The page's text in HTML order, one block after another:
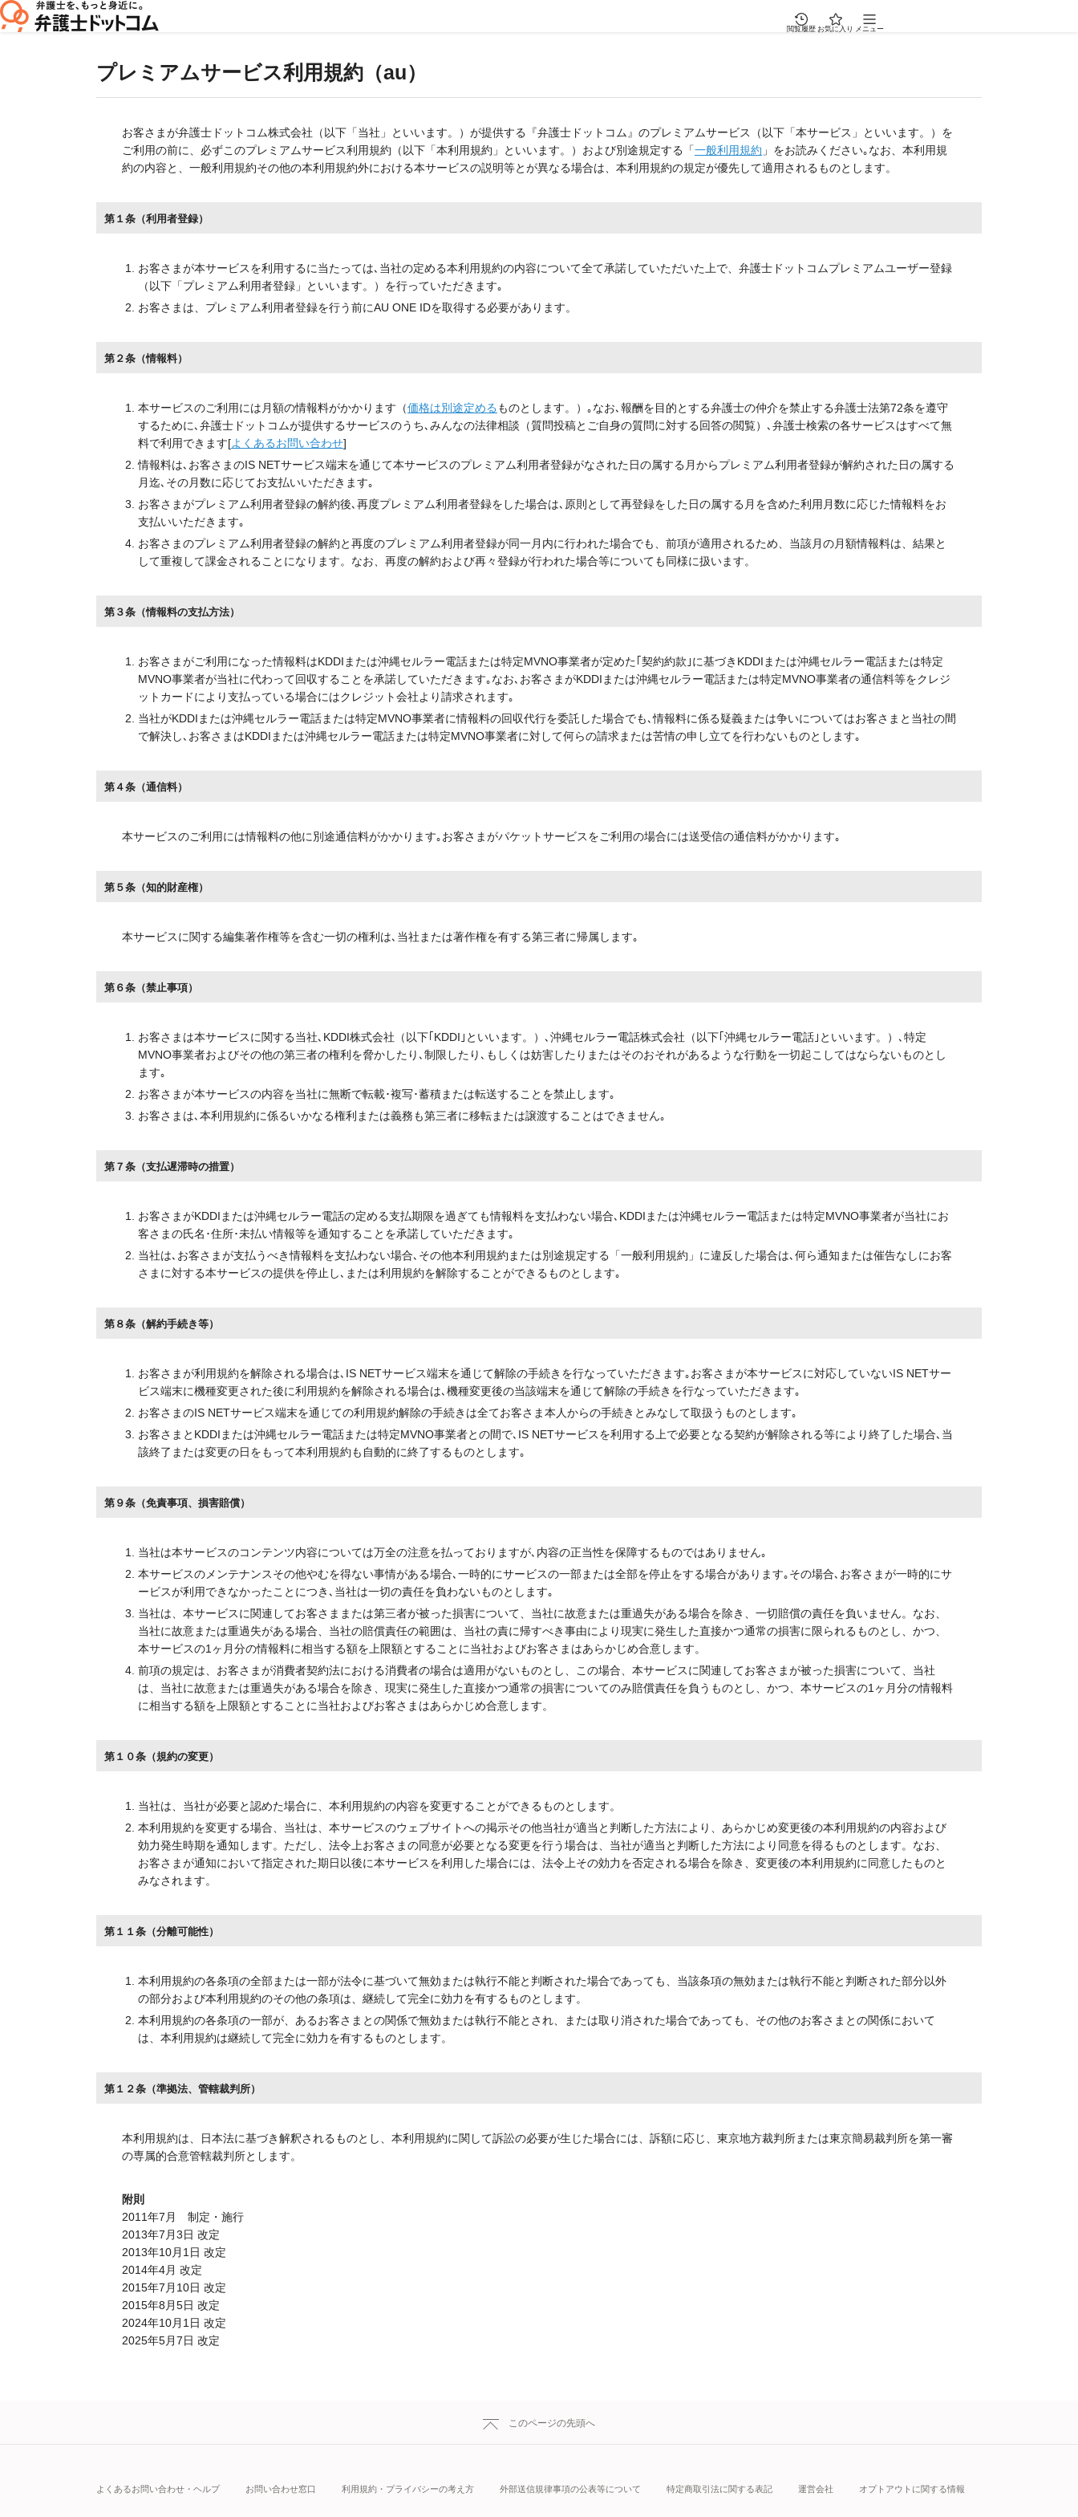
閲覧履歴 お気に入り メニュー
プレミアムサービス利用規約（au）
お客さまが弁護士ドットコム株式会社（以下「当社」といいます。）が提供する『弁護士ドットコム』のプレミアムサービス（以下「本サービス」といいます。）を
ご利用の前に、必ずこのプレミアムサービス利用規約（以下「本利用規約」といいます。）および別途規定する「一般利用規約 」をお読みください｡なお、本利用規
約の内容と、一般利用規約その他の本利用規約外における本サービスの説明等とが異なる場合は、本利用規約の規定が優先して適用されるものとします。
第１条（利用者登録）
お客さまが本サービスを利用するに当たっては､当社の定める本利用規約の内容について全て承諾していただいた上で、弁護士ドットコムプレミアムユーザー登録
（以下「プレミアム利用者登録」といいます。）を行っていただきます｡
お客さまは、プレミアム利用者登録を行う前にAU ONE IDを取得する必要があります。
第２条（情報料）
本サービスのご利用には月額の情報料がかかります（価格は別途定める ものとします。）｡なお､報酬を目的とする弁護士の仲介を禁止する弁護士法第72条を遵守
するために､弁護士ドットコムが提供するサービスのうち､みんなの法律相談（質問投稿とご自身の質問に対する回答の閲覧）､弁護士検索の各サービスはすべて無
料で利用できます[よくあるお問い合わせ]
情報料は､お客さまのIS NETサービス端末を通じて本サービスのプレミアム利用者登録がなされた日の属する月からプレミアム利用者登録が解約された日の属する
月迄､その月数に応じてお支払いいただきます｡
お客さまがプレミアム利用者登録の解約後､再度プレミアム利用者登録をした場合は､原則として再登録をした日の属する月を含めた利用月数に応じた情報料をお
支払いいただきます｡
お客さまのプレミアム利用者登録の解約と再度のプレミアム利用者登録が同一月内に行われた場合でも、前項が適用されるため、当該月の月額情報料は、結果と
して重複して課金されることになります。なお、再度の解約および再々登録が行われた場合等についても同様に扱います。
第３条（情報料の支払方法）
お客さまがご利用になった情報料はKDDIまたは沖縄セルラー電話または特定MVNO事業者が定めた｢契約約款｣に基づきKDDIまたは沖縄セルラー電話または特定
MVNO事業者が当社に代わって回収することを承諾していただきます｡なお､お客さまがKDDIまたは沖縄セルラー電話または特定MVNO事業者の通信料等をクレジ
ットカードにより支払っている場合にはクレジット会社より請求されます｡
当社がKDDIまたは沖縄セルラー電話または特定MVNO事業者に情報料の回収代行を委託した場合でも､情報料に係る疑義または争いについてはお客さまと当社の間
で解決し､お客さまはKDDIまたは沖縄セルラー電話または特定MVNO事業者に対して何らの請求または苦情の申し立てを行わないものとします｡
第４条（通信料）
本サービスのご利用には情報料の他に別途通信料がかかります｡お客さまがパケットサービスをご利用の場合には送受信の通信料がかかります｡
第５条（知的財産権）
本サービスに関する編集著作権等を含む一切の権利は､当社または著作権を有する第三者に帰属します｡
第６条（禁止事項）
お客さまは本サービスに関する当社､KDDI株式会社（以下｢KDDI｣といいます。）､沖縄セルラー電話株式会社（以下｢沖縄セルラー電話｣といいます。）､特定
MVNO事業者およびその他の第三者の権利を脅かしたり､制限したり､もしくは妨害したりまたはそのおそれがあるような行動を一切起こしてはならないものとし
ます｡
お客さまが本サービスの内容を当社に無断で転載･複写･蓄積または転送することを禁止します｡
お客さまは､本利用規約に係るいかなる権利または義務も第三者に移転または譲渡することはできません｡
第７条（支払遅滞時の措置）
お客さまがKDDIまたは沖縄セルラー電話の定める支払期限を過ぎても情報料を支払わない場合､KDDIまたは沖縄セルラー電話または特定MVNO事業者が当社にお
客さまの氏名･住所･未払い情報等を通知することを承諾していただきます｡
当社は､お客さまが支払うべき情報料を支払わない場合､その他本利用規約または別途規定する「一般利用規約」に違反した場合は､何ら通知または催告なしにお客
さまに対する本サービスの提供を停止し､または利用規約を解除することができるものとします｡
第８条（解約手続き等）
お客さまが利用規約を解除される場合は､IS NETサービス端末を通じて解除の手続きを行なっていただきます｡お客さまが本サービスに対応していないIS NETサー
ビス端末に機種変更された後に利用規約を解除される場合は､機種変更後の当該端末を通じて解除の手続きを行なっていただきます｡
お客さまのIS NETサービス端末を通じての利用規約解除の手続きは全てお客さま本人からの手続きとみなして取扱うものとします｡
お客さまとKDDIまたは沖縄セルラー電話または特定MVNO事業者との間で､IS NETサービスを利用する上で必要となる契約が解除される等により終了した場合､当
該終了または変更の日をもって本利用規約も自動的に終了するものとします｡
第９条（免責事項、損害賠償）
当社は本サービスのコンテンツ内容については万全の注意を払っておりますが､内容の正当性を保障するものではありません｡
本サービスのメンテナンスその他やむを得ない事情がある場合､一時的にサービスの一部または全部を停止をする場合があります｡その場合､お客さまが一時的にサ
ービスが利用できなかったことにつき､当社は一切の責任を負わないものとします｡
当社は、本サービスに関連してお客さままたは第三者が被った損害について、当社に故意または重過失がある場合を除き、一切賠償の責任を負いません。なお、
当社に故意または重過失がある場合、当社の賠償責任の範囲は、当社の責に帰すべき事由により現実に発生した直接かつ通常の損害に限られるものとし、かつ、
本サービスの1ヶ月分の情報料に相当する額を上限額とすることに当社およびお客さまはあらかじめ合意します。
前項の規定は、お客さまが消費者契約法における消費者の場合は適用がないものとし、この場合、本サービスに関連してお客さまが被った損害について、当社
は、当社に故意または重過失がある場合を除き、現実に発生した直接かつ通常の損害についてのみ賠償責任を負うものとし、かつ、本サービスの1ヶ月分の情報料
に相当する額を上限額とすることに当社およびお客さまはあらかじめ合意します。
第１０条（規約の変更）
当社は、当社が必要と認めた場合に、本利用規約の内容を変更することができるものとします。
本利用規約を変更する場合、当社は、本サービスのウェブサイトへの掲示その他当社が適当と判断した方法により、あらかじめ変更後の本利用規約の内容および
効力発生時期を通知します。ただし、法令上お客さまの同意が必要となる変更を行う場合は、当社が適当と判断した方法により同意を得るものとします。なお、
お客さまが通知において指定された期日以後に本サービスを利用した場合には、法令上その効力を否定される場合を除き、変更後の本利用規約に同意したものと
みなされます。
第１１条（分離可能性）
本利用規約の各条項の全部または一部が法令に基づいて無効または執行不能と判断された場合であっても、当該条項の無効または執行不能と判断された部分以外
の部分および本利用規約のその他の条項は、継続して完全に効力を有するものとします。
本利用規約の各条項の一部が、あるお客さまとの関係で無効または執行不能とされ、または取り消された場合であっても、その他のお客さまとの関係において
は、本利用規約は継続して完全に効力を有するものとします。
第１２条（準拠法、管轄裁判所）
本利用規約は、日本法に基づき解釈されるものとし、本利用規約に関して訴訟の必要が生じた場合には、訴額に応じ、東京地方裁判所または東京簡易裁判所を第一審
の専属的合意管轄裁判所とします。
附則
2011年7月 制定・施行
2013年7月3日 改定
2013年10月1日 改定
2014年4月 改定
2015年7月10日 改定
2015年8月5日 改定
2024年10月1日 改定
2025年5月7日 改定
このページの先頭へ
よくあるお問い合わせ・ヘルプ お問い合わせ窓口 利用規約・プライバシーの考え方 外部送信規律事項の公表等について 特定商取引法に関する表記 運営会社 オプトアウトに関する情報